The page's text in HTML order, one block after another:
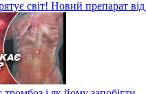
світ! Новий препарат від